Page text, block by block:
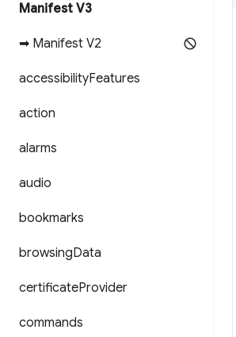
Manifest V3
➡ Manifest V2
accessibilityFeatures
action
alarms
audio
bookmarks
browsingData
certificateProvider
commands